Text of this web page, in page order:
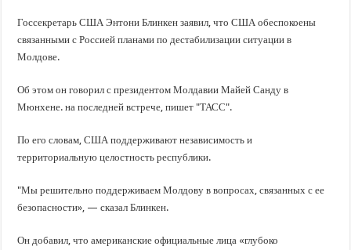
Важные правила обращения в вашу страховую компанию
В городах и районах Кубани отметили День России
Госсекретарь США Энтони Блинкен заявил, что США обеспокоены
связанными с Россией планами по дестабилизации ситуации в
Молдове.
Об этом он говорил с президентом Молдавии Майей Санду в
Мюнхене. на последней встрече, пишет "ТАСС".
По его словам, США поддерживают независимость и
территориальную целостность республики.
"Мы решительно поддерживаем Молдову в вопросах, связанных с ее
безопасности», — сказал Блинкен.
Он добавил, что американские официальные лица «глубоко